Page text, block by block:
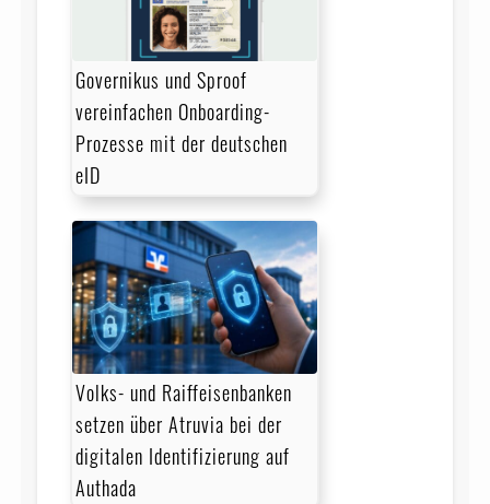
Governikus und Sproof
vereinfachen Onboarding-
Prozesse mit der deutschen
eID
Volks- und Raiffeisenbanken
setzen über Atruvia bei der
digitalen Identifizierung auf
Authada